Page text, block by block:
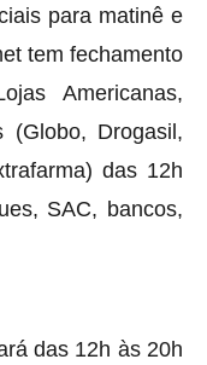
para matinê e
tem fechamento
Americanas,
(Globo, Drogasil,
das 12h
SAC, bancos,
das 12h às 20h